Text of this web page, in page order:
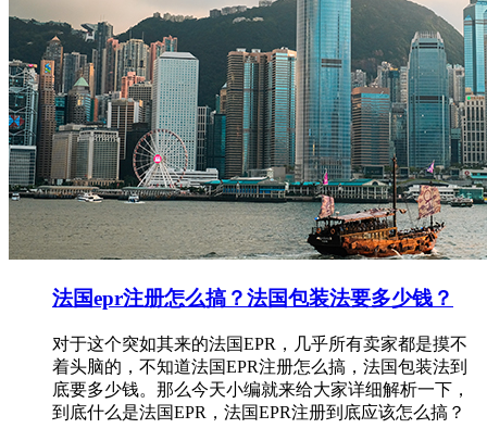
法国epr注册怎么搞？法国包装法要多少钱？
对于这个突如其来的法国EPR，几乎所有卖家都是摸不
着头脑的，不知道法国EPR注册怎么搞，法国包装法到
底要多少钱。那么今天小编就来给大家详细解析一下，
到底什么是法国EPR，法国EPR注册到底应该怎么搞？